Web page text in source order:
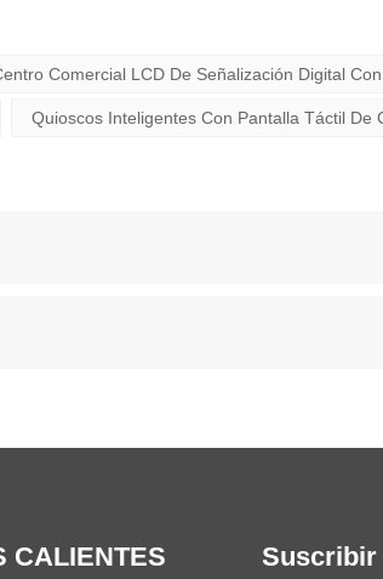
Comercial LCD De Señalización Digital
Quioscos Inteligentes Con Pantalla Táctil De
CALIENTES Suscribir